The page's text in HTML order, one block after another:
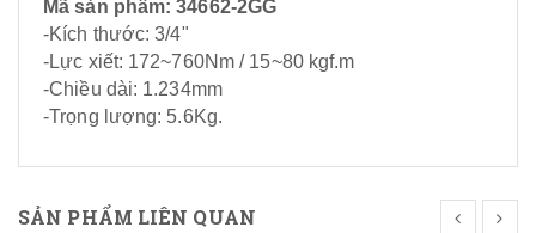
Mã sản phẩm: 34662-2GG
-Kích thước: 3/4"
-Lực xiết: 172~760Nm / 15~80 kgf.m
-Chiều dài: 1.234mm
-Trọng lượng: 5.6Kg.
SẢN PHẨM LIÊN QUAN